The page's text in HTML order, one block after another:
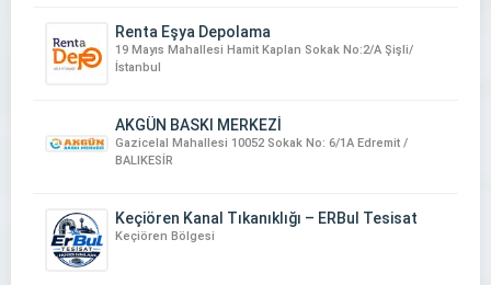
Renta Eşya Depolama
19 Mayıs Mahallesi Hamit Kaplan Sokak No:2/A Şişli/
İstanbul
AKGÜN BASKI MERKEZİ
Gazicelal Mahallesi 10052 Sokak No: 6/1A Edremit /
BALIKESİR
Keçiören Kanal Tıkanıklığı – ERBul Tesisat
Keçiören Bölgesi